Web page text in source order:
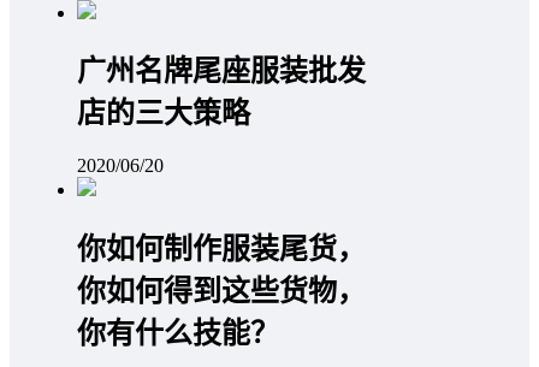
广州名牌尾座服装批发
店的三大策略
2020/06/20
你如何制作服装尾货，
你如何得到这些货物，
你有什么技能？